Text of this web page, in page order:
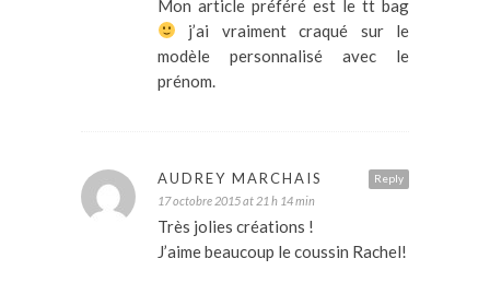
Mon article préféré est le tt bag
j’ai vraiment craqué sur le
modèle personnalisé avec le
prénom.
Reply
AUDREY MARCHAIS
17 octobre 2015 at 21 h 14 min
Très jolies créations !
J’aime beaucoup le coussin Rachel!